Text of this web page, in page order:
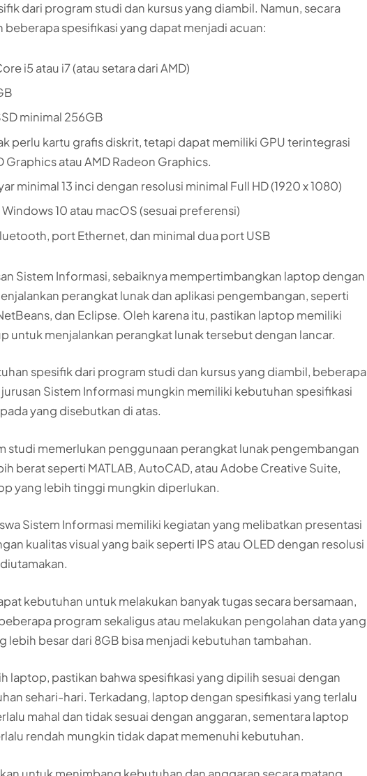
dari program studi dan kursus yang diambil. Namun, secara
beberapa spesifikasi yang dapat menjadi acuan:
i5 atau i7 (atau setara dari AMD)
minimal 256GB
perlu kartu grafis diskrit, tetapi dapat memiliki GPU terintegrasi
Graphics atau AMD Radeon Graphics.
minimal 13 inci dengan resolusi minimal Full HD (1920 x 1080)
10 atau macOS (sesuai preferensi)
port Ethernet, dan minimal dua port USB
Sistem Informasi, sebaiknya mempertimbangkan laptop dengan
perangkat lunak dan aplikasi pengembangan, seperti
dan Eclipse. Oleh karena itu, pastikan laptop memiliki
untuk menjalankan perangkat lunak tersebut dengan lancar.
spesifik dari program studi dan kursus yang diambil, beberapa
Sistem Informasi mungkin memiliki kebutuhan spesifikasi
yang disebutkan di atas.
studi memerlukan penggunaan perangkat lunak pengembangan
berat seperti MATLAB, AutoCAD, atau Adobe Creative Suite,
yang lebih tinggi mungkin diperlukan.
Sistem Informasi memiliki kegiatan yang melibatkan presentasi
kualitas visual yang baik seperti IPS atau OLED dengan resolusi
kebutuhan untuk melakukan banyak tugas secara bersamaan,
program sekaligus atau melakukan pengolahan data yang
lebih besar dari 8GB bisa menjadi kebutuhan tambahan.
laptop, pastikan bahwa spesifikasi yang dipilih sesuai dengan
sehari-hari. Terkadang, laptop dengan spesifikasi yang terlalu
mahal dan tidak sesuai dengan anggaran, sementara laptop
rendah mungkin tidak dapat memenuhi kebutuhan.